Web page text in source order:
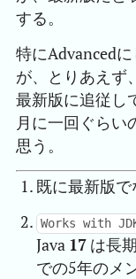
する。
特にAdvanced
が、とりあえず
最新版に追従し
月に一回ぐらい
思う。
既に最新版で
Works with
Java 17は長
での5年のメ